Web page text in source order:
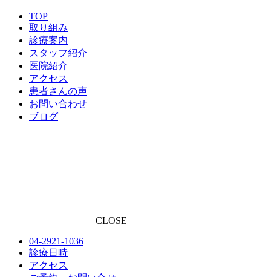
TOP
取り組み
診療案内
スタッフ紹介
医院紹介
アクセス
患者さんの声
お問い合わせ
ブログ
CLOSE
04-2921-1036
診療日時
アクセス